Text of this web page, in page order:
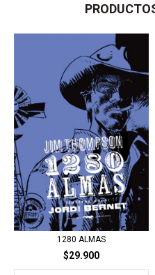
1280 ALMAS
$29.900